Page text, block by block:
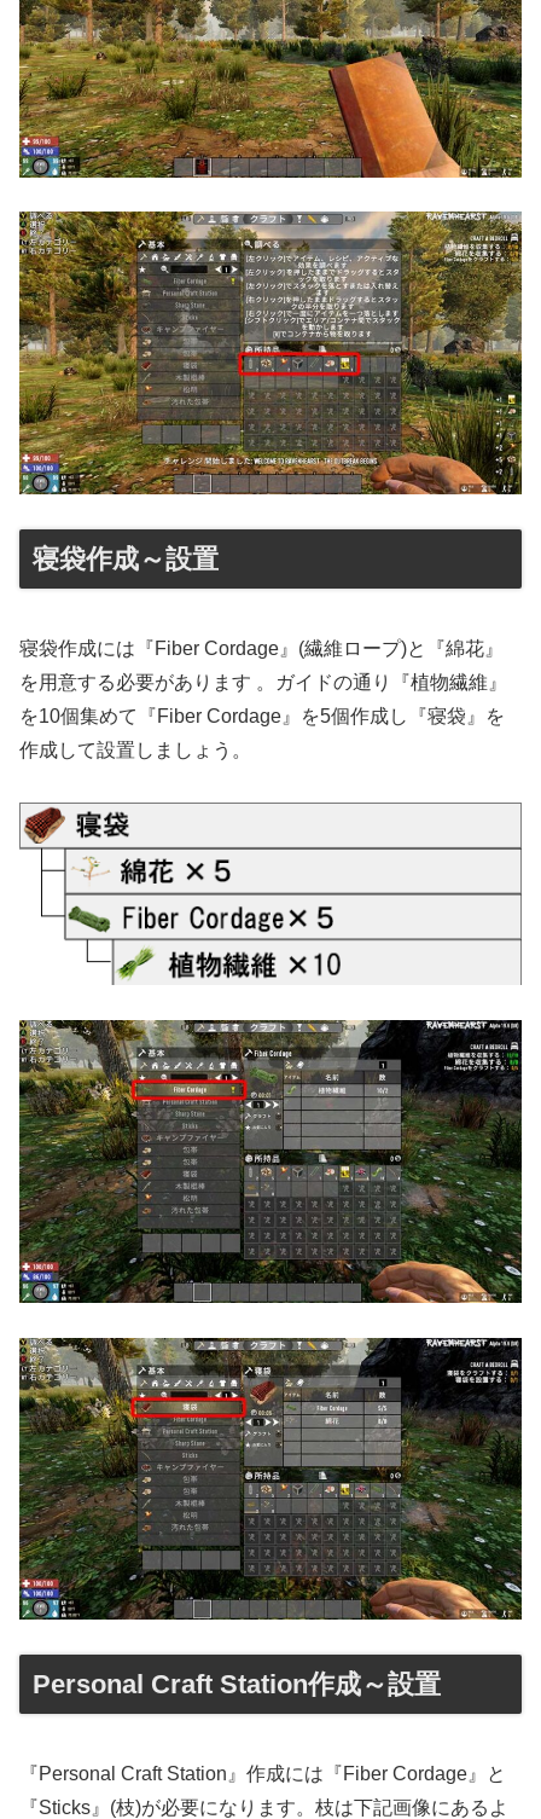
寝袋作成～設置
寝袋作成には『Fiber Cordage』(繊維ロープ)と『綿花』
を用意する必要があります 。ガイドの通り『植物繊維』
を10個集めて『Fiber Cordage』を5個作成し『寝袋』を
作成して設置しましょう。
Personal Craft Station作成～設置
『Personal Craft Station』作成には『Fiber Cordage』と
『Sticks』(枝)が必要になります。枝は下記画像にあるよ